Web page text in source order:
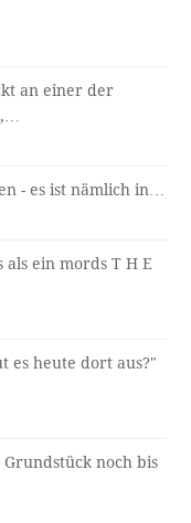
an einer der
- es ist nämlich in…
ein mords T H E
es heute dort aus?"
noch bis